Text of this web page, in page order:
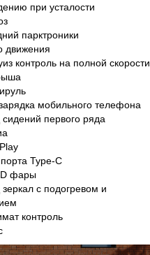
при усталости
парктроники
движения
контроль на полной скорости
мобильного телефона
первого ряда
Type-C
фары
с подогревом и
контроль